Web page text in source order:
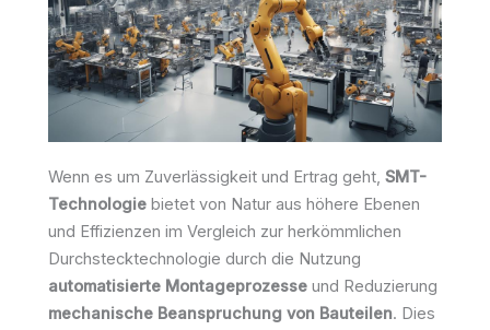
Wenn es um Zuverlässigkeit und Ertrag geht, SMT-
Technologie bietet von Natur aus höhere Ebenen
und Effizienzen im Vergleich zur herkömmlichen
Durchstecktechnologie durch die Nutzung
automatisierte Montageprozesse und Reduzierung
mechanische Beanspruchung von Bauteilen. Dies